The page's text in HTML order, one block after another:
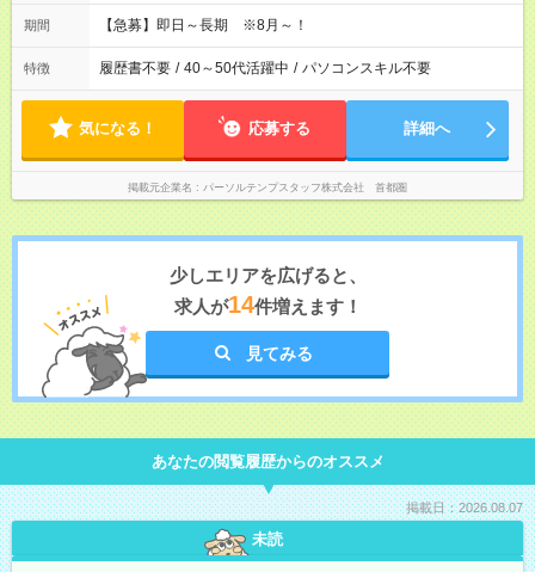
期間 【急募】即日～長期 ※8月～！
特徴 履歴書不要 / 40～50代活躍中 / パソコンスキル不要
気になる！ 応募する 詳細へ
掲載元企業名 パーソルテンプスタッフ株式会社 首都圏
少しエリアを広げると、
求人が14件増えます！
見てみる
あなたの閲覧履歴からのオススメ
掲載日：2026.08.07
未読